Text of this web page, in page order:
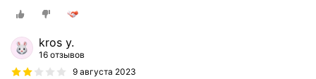
kros y.
16 отзывов
9 августа 2023